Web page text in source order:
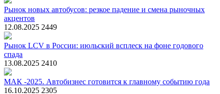
Рынок новых автобусов: резкое падение и смена рыночных
акцентов
12.08.2025 2449
Рынок LCV в России: июльский всплеск на фоне годового
спада
13.08.2025 2410
МАК -2025. Автобизнес готовится к главному событию года
16.10.2025 2305